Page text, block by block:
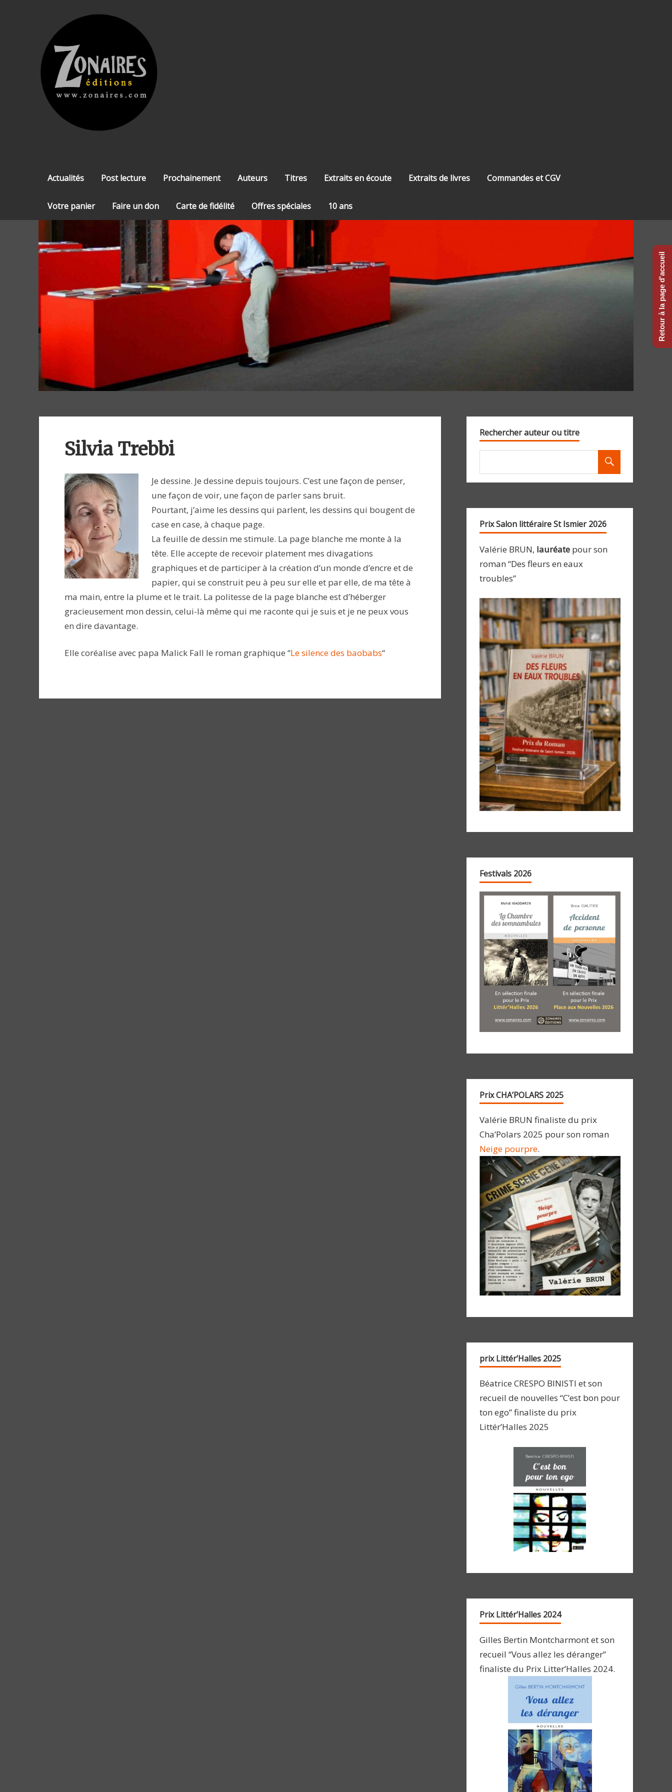
Actualités Post lecture Prochainement Auteurs Titres Extraits en écoute Extraits de livres Commandes et CGV
Votre panier Faire un don Carte de fidélité Offres spéciales 10 ans
Silvia Trebbi
Je dessine. Je dessine depuis toujours. C’est une façon de penser,
une façon de voir, une façon de parler sans bruit.
Pourtant, j’aime les dessins qui parlent, les dessins qui bougent de
case en case, à chaque page.
La feuille de dessin me stimule. La page blanche me monte à la
tête. Elle accepte de recevoir platement mes divagations
graphiques et de participer à la création d’un monde d’encre et de
papier, qui se construit peu à peu sur elle et par elle, de ma tête à
ma main, entre la plume et le trait. La politesse de la page blanche est d’héberger
gracieusement mon dessin, celui-là même qui me raconte qui je suis et je ne peux vous
en dire davantage.
Elle coréalise avec papa Malick Fall le roman graphique “Le silence des baobabs“
Rechercher auteur ou titre
Prix Salon littéraire St Ismier 2026
Valérie BRUN, lauréatepour son
roman “Des fleurs en eaux
troubles”
Festivals 2026
Prix CHA’POLARS 2025
Valérie BRUN finaliste du prix
Cha’Polars 2025 pour son roman
Neige pourpre.
prix Littér’Halles 2025
Béatrice CRESPO BINISTI et son
recueil de nouvelles “C’est bon pour
ton ego” finaliste du prix
Littér’Halles 2025
Prix Littér’Halles 2024
Gilles Bertin Montcharmont et son
recueil “Vous allez les déranger”
finaliste du Prix Litter’Halles 2024.
Retour à la page d'accueil